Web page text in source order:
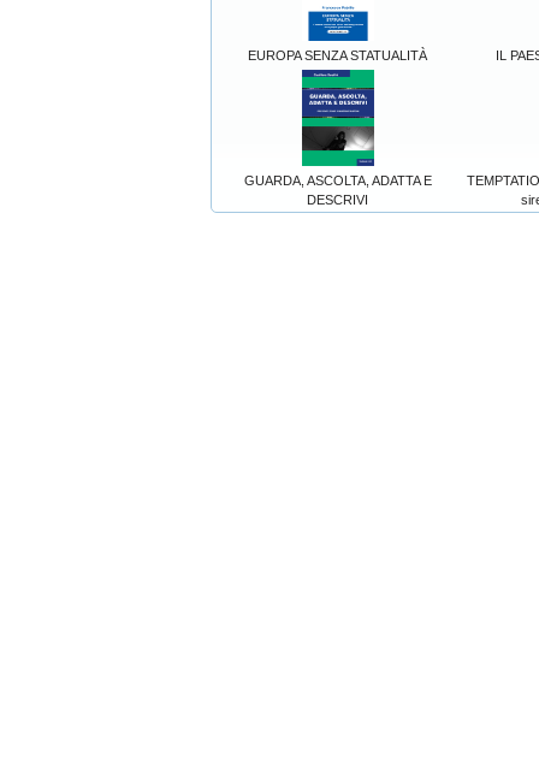
EUROPA SENZA STATUALITÀ IL
GUARDA, ASCOLTA, ADATTA E
DESCRIVI